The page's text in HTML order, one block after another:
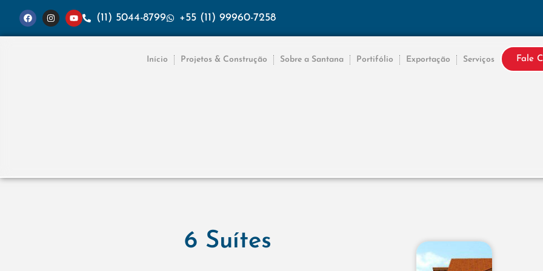
(11) 5044-8799 +55 (11) 99960-7258
Início Projetos & Construção Sobre a Santana Portifólio Exportação Serviços Fale
6 Suítes